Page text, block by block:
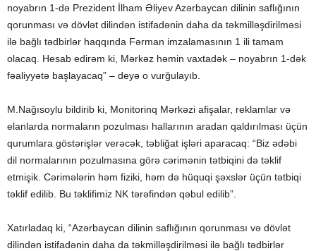
noyabrın 1-də Prezident İlham Əliyev Azərbaycan dilinin saflığının
qorunması və dövlət dilindən istifadənin daha da təkmilləşdirilməsi
ilə bağlı tədbirlər haqqında Fərman imzalamasının 1 ili tamam
olacaq. Hesab edirəm ki, Mərkəz həmin vaxtadək – noyabrın 1-dək
fəaliyyətə başlayacaq” – deyə o vurğulayıb.
M.Nağısoylu bildirib ki, Monitorinq Mərkəzi afişalar, reklamlar və
elanlarda normaların pozulması hallarının aradan qaldırılması üçün
qurumlara göstərişlər verəcək, təbliğat işləri aparacaq: “Biz ədəbi
dil normalarının pozulmasına görə cərimənin tətbiqini də təklif
etmişik. Cərimələrin həm fiziki, həm də hüquqi şəxslər üçün tətbiqi
təklif edilib. Bu təklifimiz NK tərəfindən qəbul edilib”.
Xatırladaq ki, “Azərbaycan dilinin saflığının qorunması və dövlət
dilindən istifadənin daha da təkmilləşdirilməsi ilə bağlı tədbirlər